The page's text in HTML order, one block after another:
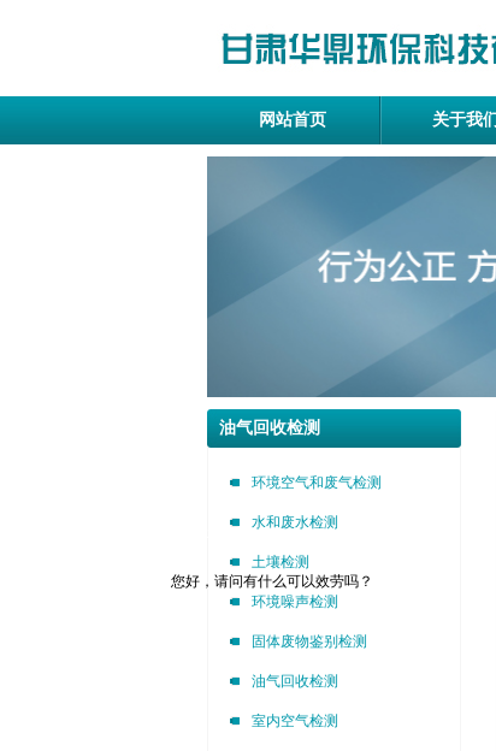
网站首页 关于我们
油气回收检测
环境空气和废气检测
水和废水检测
土壤检测
环境噪声检测
固体废物鉴别检测
油气回收检测
室内空气检测
您好，请问有什么可以效劳吗？